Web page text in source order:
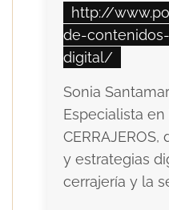
http://
de-
digital/
Sonia
Especialista
y estrategias
cerrajería y la